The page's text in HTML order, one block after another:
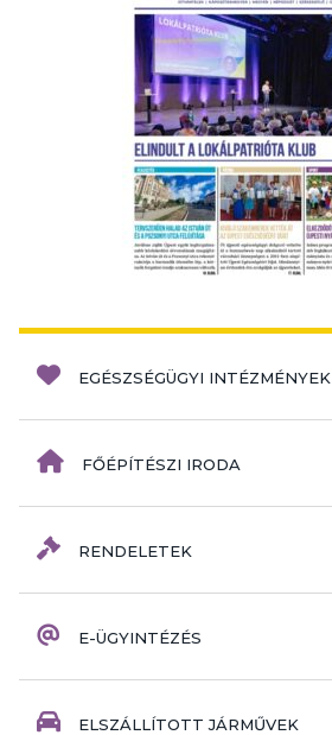
EGÉSZSÉGÜGYI INTÉZMÉNYEK
FŐÉPÍTÉSZI IRODA
RENDELETEK
E-ÜGYINTÉZÉS
ELSZÁLLÍTOTT JÁRMŰVEK